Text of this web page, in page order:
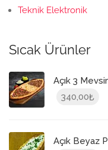
Teknik Elektronik
Sıcak Ürünler
Açık 3
340,00₺
Açık Beyaz